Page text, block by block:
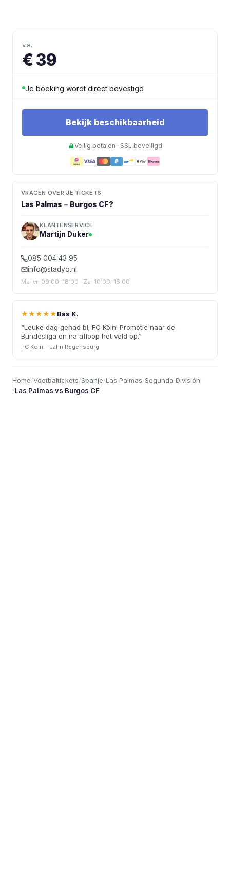
v.a.
€ 39
Je boeking wordt direct bevestigd
Bekijk beschikbaarheid
Veilig betalen · SSL beveiligd
VRAGEN OVER JE TICKETS
Las Palmas – Burgos CF?
KLANTENSERVICE
Martijn Duker
085 004 43 95
info@stadyo.nl
Ma–vr: 09:00–18:00 · Za: 10:00–16:00
★★★★★Bas K.
“Leuke dag gehad bij FC Köln! Promotie naar de
Bundesliga en na afloop het veld op.”
FC Köln – Jahn Regensburg
Home/Voetbaltickets/Spanje/Las Palmas/Segunda División
/Las Palmas vs Burgos CF